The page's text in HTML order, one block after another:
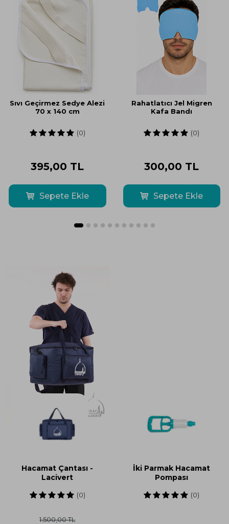
Sıvı Geçirmez Sedye Alezi
70 x 140 cm
(0)
395,00 TL
Sepete Ekle
Rahatlatıcı Jel Migren
Kafa Bandı
(0)
300,00 TL
Sepete Ekle
Hacamat Çantası -
Lacivert
(0)
1.500,00TL
İki Parmak Hacamat
Pompası
(0)